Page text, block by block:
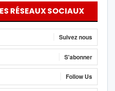
RÉSEAUX SOCIAUX
Suivez nous
S'abonner
Follow Us